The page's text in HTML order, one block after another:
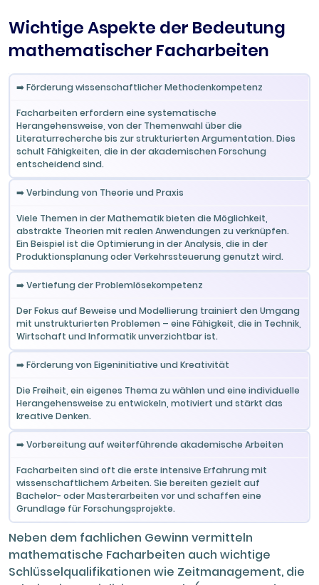
Wichtige Aspekte der Bedeutung
mathematischer Facharbeiten
Aspekt Beschreibung
➡️ Förderung wissenschaftlicher Methodenkompetenz
Facharbeiten erfordern eine systematische
Herangehensweise, von der Themenwahl über die
Literaturrecherche bis zur strukturierten Argumentation. Dies
schult Fähigkeiten, die in der akademischen Forschung
entscheidend sind.
➡️ Verbindung von Theorie und Praxis
Viele Themen in der Mathematik bieten die Möglichkeit,
abstrakte Theorien mit realen Anwendungen zu verknüpfen.
Ein Beispiel ist die Optimierung in der Analysis, die in der
Produktionsplanung oder Verkehrssteuerung genutzt wird.
➡️ Vertiefung der Problemlösekompetenz
Der Fokus auf Beweise und Modellierung trainiert den Umgang
mit unstrukturierten Problemen – eine Fähigkeit, die in Technik,
Wirtschaft und Informatik unverzichtbar ist.
➡️ Förderung von Eigeninitiative und Kreativität
Die Freiheit, ein eigenes Thema zu wählen und eine individuelle
Herangehensweise zu entwickeln, motiviert und stärkt das
kreative Denken.
➡️ Vorbereitung auf weiterführende akademische Arbeiten
Facharbeiten sind oft die erste intensive Erfahrung mit
wissenschaftlichem Arbeiten. Sie bereiten gezielt auf
Bachelor- oder Masterarbeiten vor und schaffen eine
Grundlage für Forschungsprojekte.
Neben dem fachlichen Gewinn vermitteln
mathematische Facharbeiten auch wichtige
Schlüsselqualifikationen wie Zeitmanagement, die